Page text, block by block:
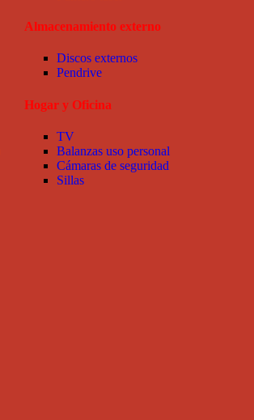
Almacenamiento externo
Discos externos
Pendrive
Hogar y Oficina
TV
Balanzas uso personal
Cámaras de seguridad
Sillas